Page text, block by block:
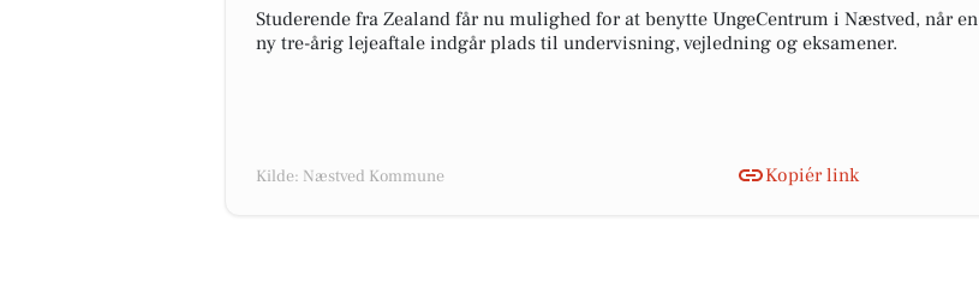
Studerende fra Zealand får nu mulighed for at benytte UngeCentrum i Næstved, når en
ny tre-årig lejeaftale indgår plads til undervisning, vejledning og eksamener.
Kilde: Næstved Kommune Kopiér link